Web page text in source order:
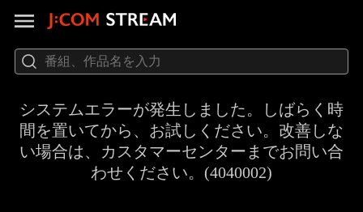
システムエラーが発生しました。しばらく時
間を置いてから、お試しください。改善しな
い場合は、カスタマーセンターまでお問い合
わせください。(4040002)